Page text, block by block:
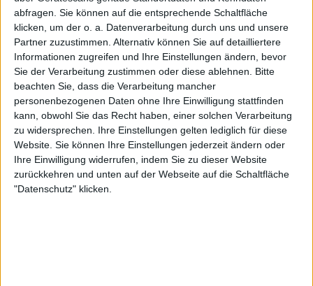
abfragen. Sie können auf die entsprechende Schaltfläche
klicken, um der o. a. Datenverarbeitung durch uns und unsere
Partner zuzustimmen. Alternativ können Sie auf detailliertere
Informationen zugreifen und Ihre Einstellungen ändern, bevor
Sie der Verarbeitung zustimmen oder diese ablehnen.
Bitte
beachten Sie, dass die Verarbeitung mancher
personenbezogenen Daten ohne Ihre Einwilligung stattfinden
kann, obwohl Sie das Recht haben, einer solchen Verarbeitung
zu widersprechen. Ihre Einstellungen gelten lediglich für diese
Website. Sie können Ihre Einstellungen jederzeit ändern oder
Ihre Einwilligung widerrufen, indem Sie zu dieser Website
zurückkehren und unten auf der Webseite auf die Schaltfläche
"Datenschutz" klicken.
Thiem blickt auf den Titel bei den US Open und
familiäre Opfer zurück
17 April 2026